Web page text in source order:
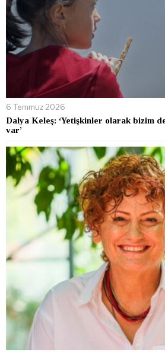
6 Temmuz 2026
Dalya Keleş: ‘Yetişkinler olarak bizim
var’